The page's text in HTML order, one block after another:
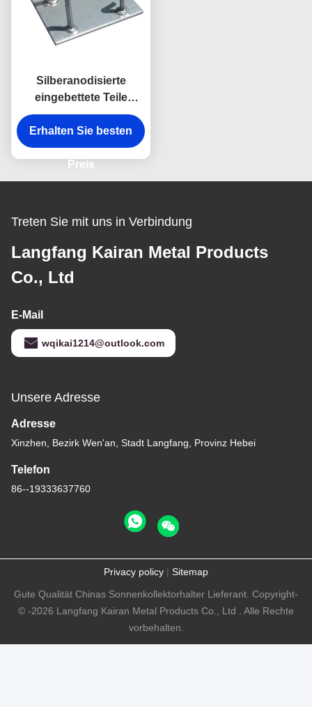
Silberanodisierte
eingebettete Teile
eingebettete Platte mit
Kopfstangen
Erhalten Sie besten
Preis
Treten Sie mit uns in Verbindung
Langfang Kairan Metal Products
Co., Ltd
E-Mail
wqikai1214@outlook.com
Unsere Adresse
Adresse
Xinzhen, Bezirk Wen'an, Stadt Langfang, Provinz Hebei
Telefon
86--19333637760
Privacy policy | Sitemap
Gute Qualität Chinas Sonnenkollektorhalter Lieferant. Copyright-
© -2026 Langfang Kairan Metal Products Co., Ltd . Alle Rechte
vorbehalten.